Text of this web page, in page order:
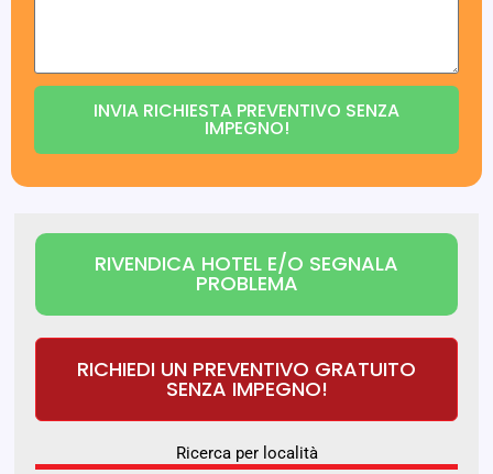
INVIA RICHIESTA PREVENTIVO SENZA
IMPEGNO!
RIVENDICA HOTEL E/O SEGNALA
PROBLEMA
RICHIEDI UN PREVENTIVO GRATUITO
SENZA IMPEGNO!
Ricerca per località